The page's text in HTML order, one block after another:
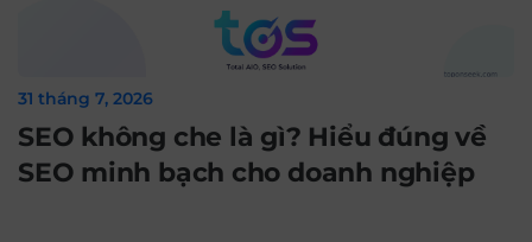
31 tháng 7, 2026
SEO không che là gì? Hiểu đúng về
SEO minh bạch cho doanh nghiệp